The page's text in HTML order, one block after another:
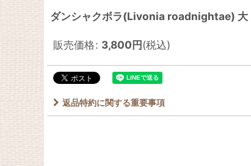
ダンシャクボラ(Livonia roadnightae)
販売価格: 3,800円(税込)
返品特約に関する重要事項